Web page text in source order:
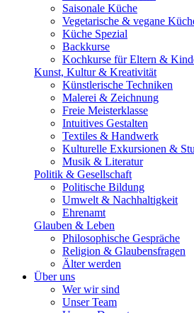
Saisonale Küche
Vegetarische & vegane
Küche Spezial
Backkurse
Kochkurse für Eltern &
Kunst, Kultur & Kreativität
Künstlerische Techniken
Malerei & Zeichnung
Freie Meisterklasse
Intuitives Gestalten
Textiles & Handwerk
Kulturelle Exkursionen &
Musik & Literatur
Politik & Gesellschaft
Politische Bildung
Umwelt & Nachhaltigkeit
Ehrenamt
Glauben & Leben
Philosophische Gespräche
Religion & Glaubensfragen
Älter werden
Über uns
Wer wir sind
Unser Team